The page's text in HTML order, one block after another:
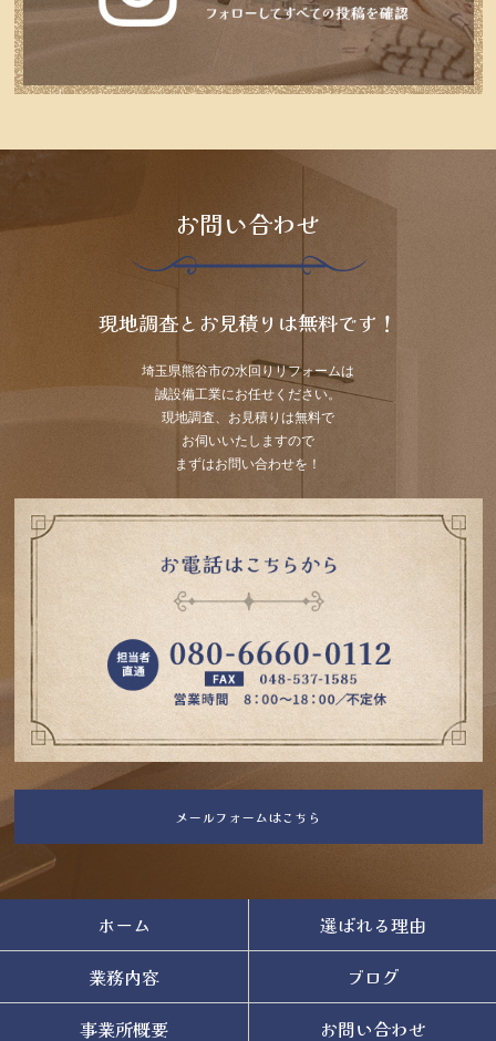
お問い合わせ
現地調査とお見積りは無料です！
埼玉県熊谷市の水回りリフォームは
誠設備工業にお任せください。
現地調査、お見積りは無料で
お伺いいたしますので
まずはお問い合わせを！
メールフォームはこちら
ホーム
選ばれる理由
業務内容
ブログ
事業所概要
お問い合わせ